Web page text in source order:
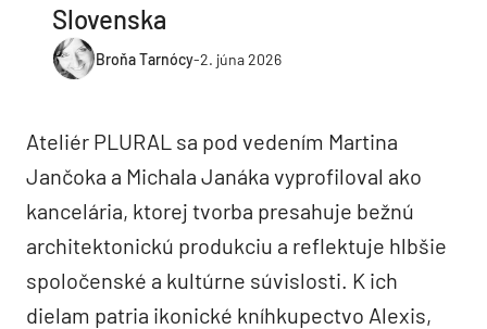
Slovenska
Broňa Tarnócy-2. júna 2026
Ateliér PLURAL sa pod vedením Martina
Jančoka a Michala Janáka vyprofiloval ako
kancelária, ktorej tvorba presahuje bežnú
architektonickú produkciu a reflektuje hlbšie
spoločenské a kultúrne súvislosti. K ich
dielam patria ikonické kníhkupectvo Alexis,